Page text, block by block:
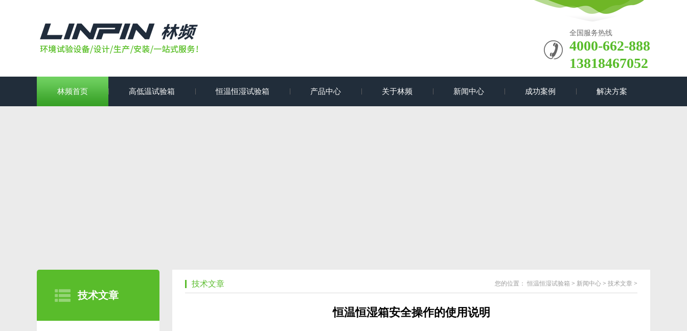
全国服务热线
4000-662-888
13818467052
林频首页 高低温试验箱 恒温恒湿试验箱 产品中心 关于林频 新闻中心 成功案例 解决方案
技术文章
技术文章 您的位置： 恒温恒湿试验箱 > 新闻中心 > 技术文章 >
恒温恒湿箱安全操作的使用说明